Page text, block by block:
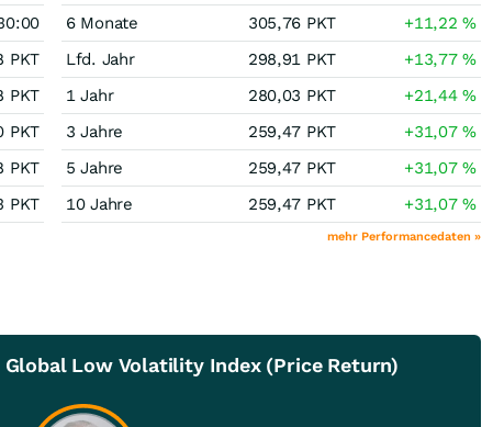
PKT
PKT
PKT
PKT
PKT
6 Monate
305,76 PKT +11,22%
Lfd. Jahr
298,91 PKT +13,77%
1 Jahr
280,03 PKT +21,44%
3 Jahre
259,47 PKT +31,07%
5 Jahre
259,47 PKT +31,07%
10 Jahre
259,47 PKT +31,07%
mehr Performancedaten »
Global Low Volatility Index (Price Return)